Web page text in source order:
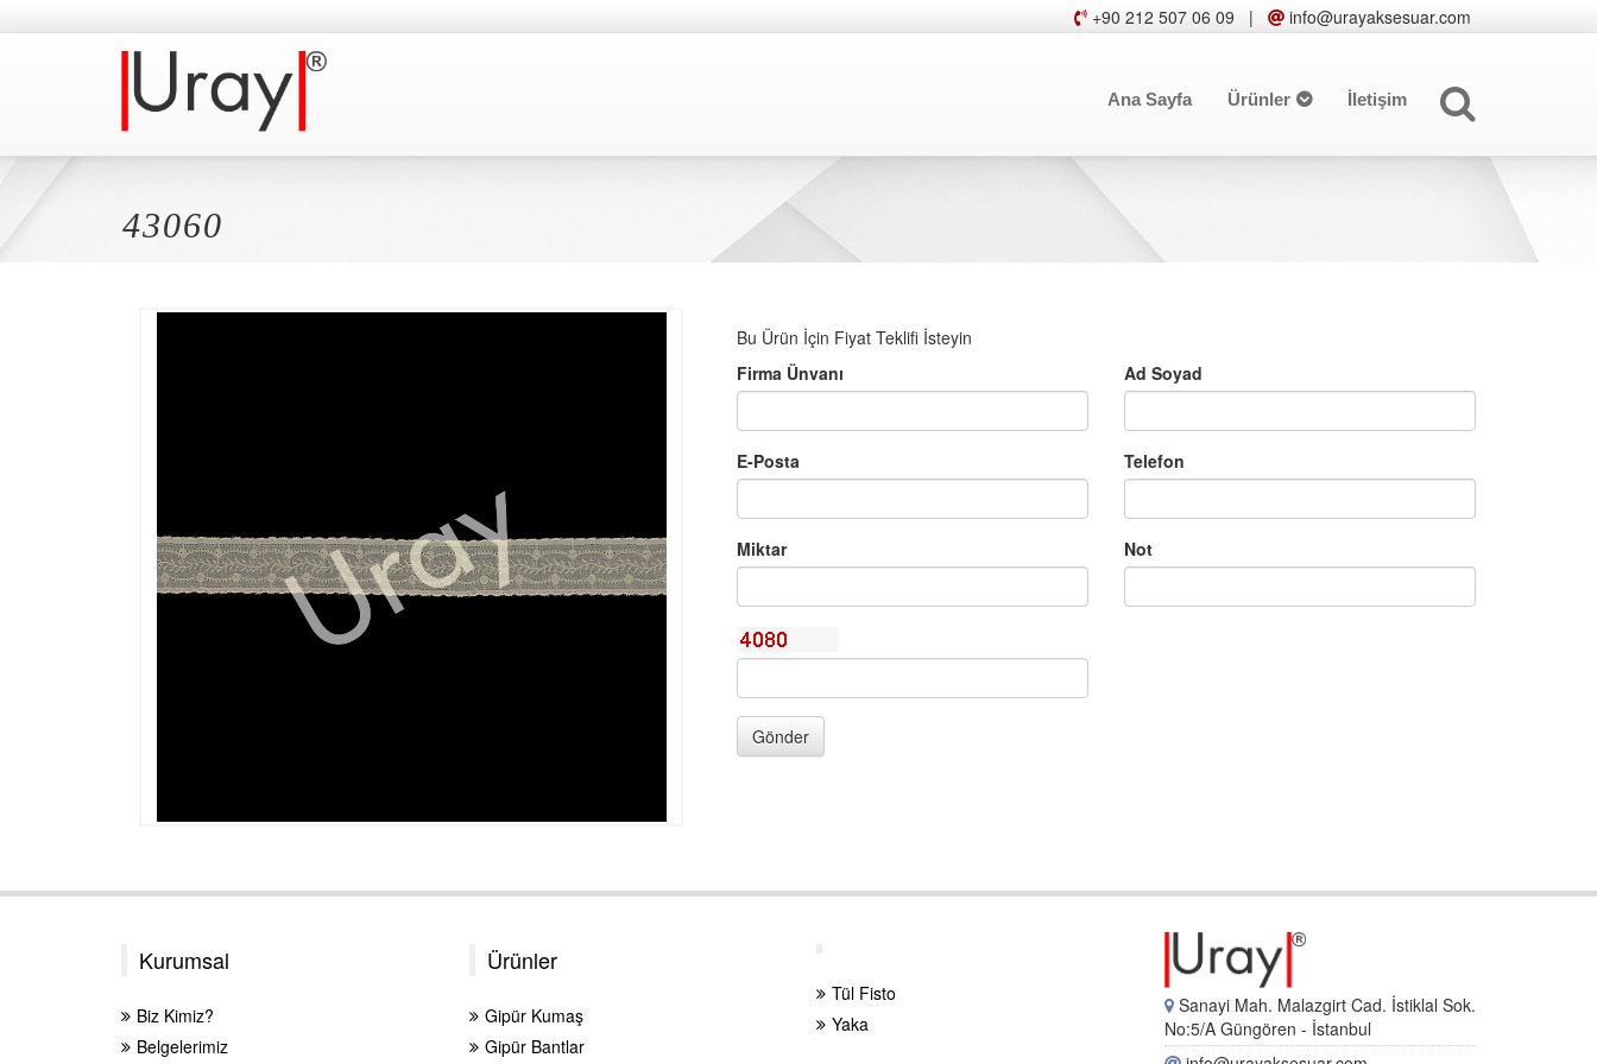
+90 212 507 06 09 | info@urayaksesuar.com
Ana Sayfa Ürünler İletişim
43060
Bu Ürün İçin Fiyat Teklifi İsteyin
Firma Ünvanı
Ad Soyad
E-Posta Telefon
Miktar Not
Gönder
Kurumsal
Biz Kimiz?
Belgelerimiz
Ürünler
Gipür Kumaş
Gipür Bantlar
Tül Fisto
Yaka
Sanayi Mah. Malazgirt Cad. İstiklal Sok.
No:5/A Güngören - İstanbul